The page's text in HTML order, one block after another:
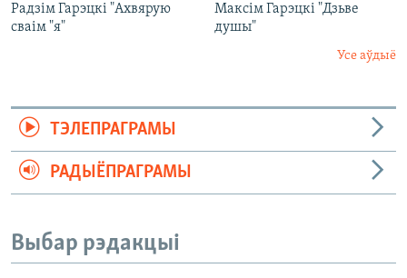
Радзім Гарэцкі "Ахвярую
сваім "я"
Максім Гарэцкі "Дзьве
душы"
Усе аўдыё
ТЭЛЕПРАГРАМЫ
РАДЫЁПРАГРАМЫ
Выбар рэдакцыі